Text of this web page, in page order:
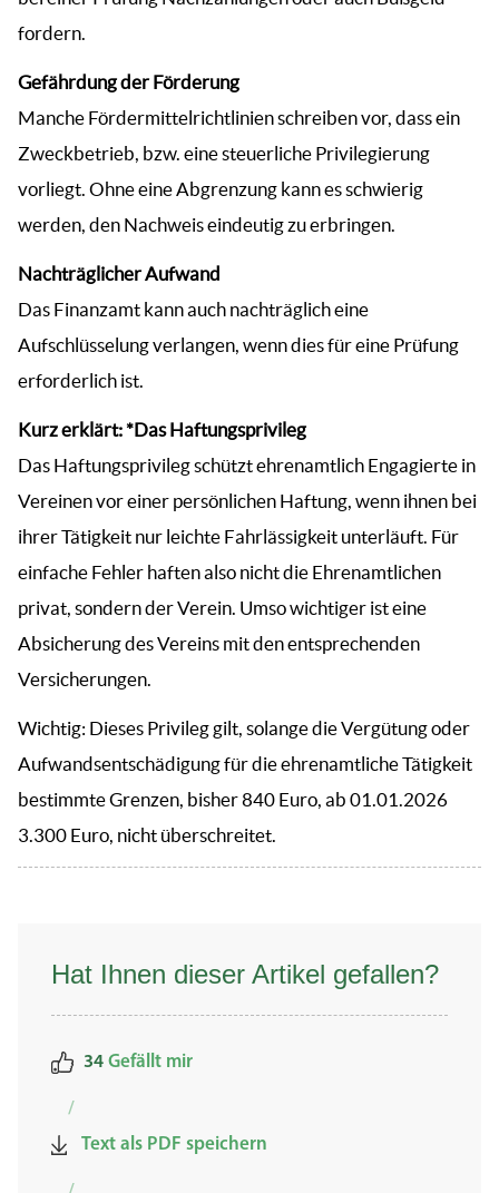
fordern.
Gefährdung der Förderung
Manche Fördermittelrichtlinien schreiben vor, dass ein
Zweckbetrieb, bzw. eine steuerliche Privilegierung
vorliegt. Ohne eine Abgrenzung kann es schwierig
werden, den Nachweis eindeutig zu erbringen.
Nachträglicher Aufwand
Das Finanzamt kann auch nachträglich eine
Aufschlüsselung verlangen, wenn dies für eine Prüfung
erforderlich ist.
Kurz erklärt: *Das Haftungsprivileg
Das Haftungsprivileg schützt ehrenamtlich Engagierte in
Vereinen vor einer persönlichen Haftung, wenn ihnen bei
ihrer Tätigkeit nur leichte Fahrlässigkeit unterläuft. Für
einfache Fehler haften also nicht die Ehrenamtlichen
privat, sondern der Verein. Umso wichtiger ist eine
Absicherung des Vereins mit den entsprechenden
Versicherungen.
Wichtig: Dieses Privileg gilt, solange die Vergütung oder
Aufwandsentschädigung für die ehrenamtliche Tätigkeit
bestimmte Grenzen, bisher 840 Euro, ab 01.01.2026
3.300 Euro, nicht überschreitet.
Hat Ihnen dieser Artikel gefallen?
34 Gefällt mir
/
Text als PDF speichern